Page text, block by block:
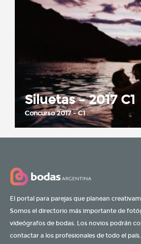
Siluetas – 2017 C1
Concurso 2017 - C1
El portal para parejas que planean
Somos el directorio más importante de
videógrafos de bodas. Los novios podrán
contactar a los profesionales de todo el